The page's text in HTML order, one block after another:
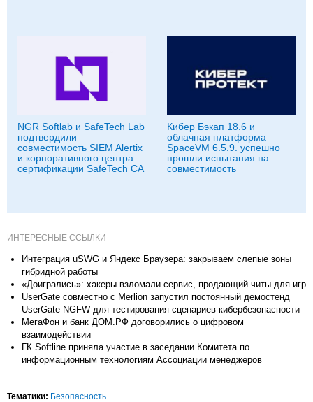
NGR Softlab и SafeTech Lab
подтвердили
совместимость SIEM Alertix
и корпоративного центра
сертификации SafeTech CA
Кибер Бэкап 18.6 и
облачная платформа
SpaceVM 6.5.9. успешно
прошли испытания на
совместимость
ИНТЕРЕСНЫЕ ССЫЛКИ
Интеграция uSWG и Яндекс Браузера: закрываем слепые зоны
гибридной работы
«Доигрались»: хакеры взломали сервис, продающий читы для игр
UserGate совместно c Merlion запустил постоянный демостенд
UserGate NGFW для тестирования сценариев кибербезопасности
МегаФон и банк ДОМ.РФ договорились о цифровом
взаимодействии
ГК Softline приняла участие в заседании Комитета по
информационным технологиям Ассоциации менеджеров
Тематики: Безопасность